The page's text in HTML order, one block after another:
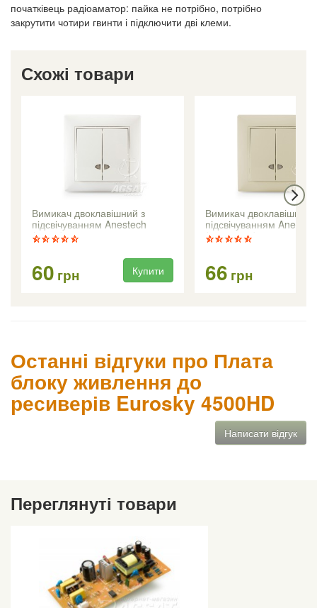
початківець радіоаматор: пайка не потрібно, потрібно
закрутити чотири гвинти і підключити дві клеми.
Схожі товари
Вимикач двоклавішний з
підсвічуванням Anestech
(білий)
60 грн Купити
Вимикач двоклавішний
підсвічуванням
(кремовий)
66 грн
Останні відгуки про Плата
блоку живлення до
ресиверів Eurosky 4500HD
Написати відгук
Переглянуті товари